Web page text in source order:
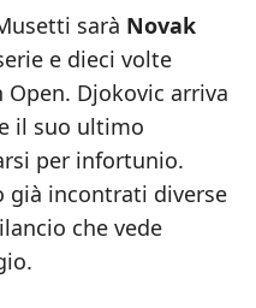
sarà Novak
e dieci volte
Djokovic arriva
il suo ultimo
per infortunio.
già incontrati diverse
che vede